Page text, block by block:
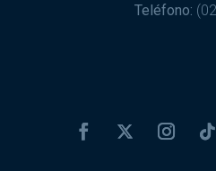
Teléfono: